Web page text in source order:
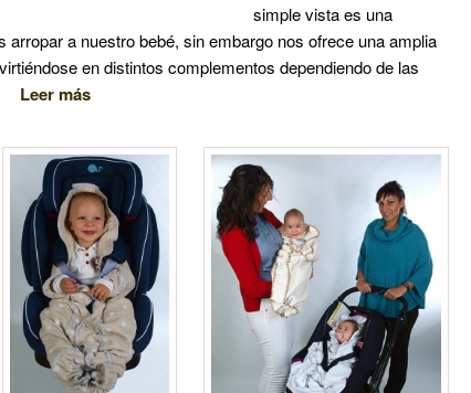
simple vista es una
arropar a nuestro bebé, sin embargo nos ofrece una amplia
en distintos complementos dependiendo de las
Leer más